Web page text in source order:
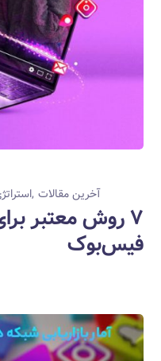
آخرین مقالات
۷ روش معتبر
فیس‌بوک